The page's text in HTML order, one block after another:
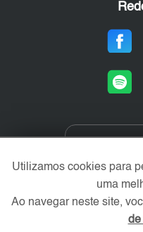
Utilizamos cookies para
uma
Ao navegar neste site,
de